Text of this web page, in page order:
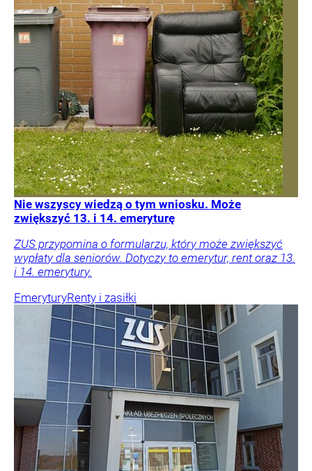
Nie wszyscy wiedzą o tym wniosku. Może
zwiększyć 13. i 14. emeryturę
ZUS przypomina o formularzu, który może zwiększyć
wypłaty dla seniorów. Dotyczy to emerytur, rent oraz 13.
i 14. emerytury.
EmeryturyRenty i zasiłki